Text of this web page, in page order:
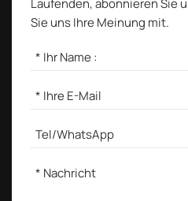
Laufenden, abonnieren Sie
Sie uns Ihre Meinung mit.